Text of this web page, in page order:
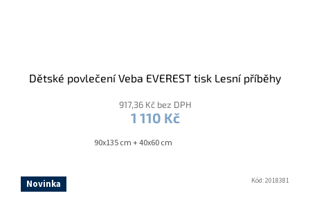
Dětské povlečení Veba EVEREST tisk Lesní příběhy
917,36 Kč bez DPH
1 110 Kč
90x135 cm + 40x60 cm
Novinka Kód:2018381